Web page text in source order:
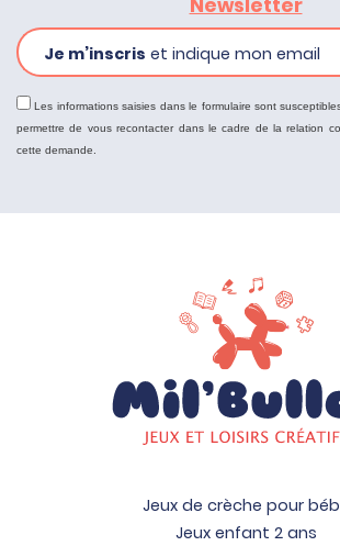
Je m’inscris et indique mon email
Les informations saisies dans le formulaire sont
permettre de vous recontacter dans le cadre de la relation
cette demande.
Jeux de crèche pour
Jeux enfant 2 ans